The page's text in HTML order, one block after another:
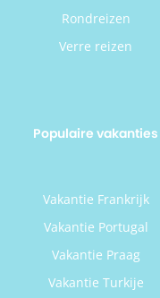
Rondreizen
Verre reizen
Populaire vakanties
Vakantie Frankrijk
Vakantie Portugal
Vakantie Praag
Vakantie Turkije